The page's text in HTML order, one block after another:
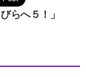
らへ５！」